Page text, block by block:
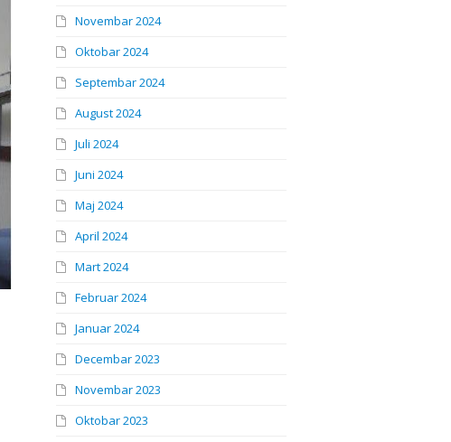
Novembar 2024
Oktobar 2024
Septembar 2024
August 2024
Juli 2024
Juni 2024
Maj 2024
April 2024
Mart 2024
Februar 2024
Januar 2024
Decembar 2023
Novembar 2023
Oktobar 2023